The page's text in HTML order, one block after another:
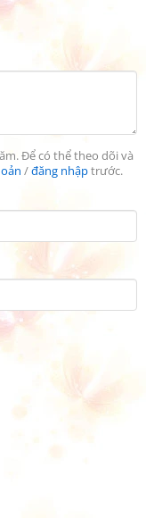
Để có thể theo dõi và
/đăng nhậptrước.